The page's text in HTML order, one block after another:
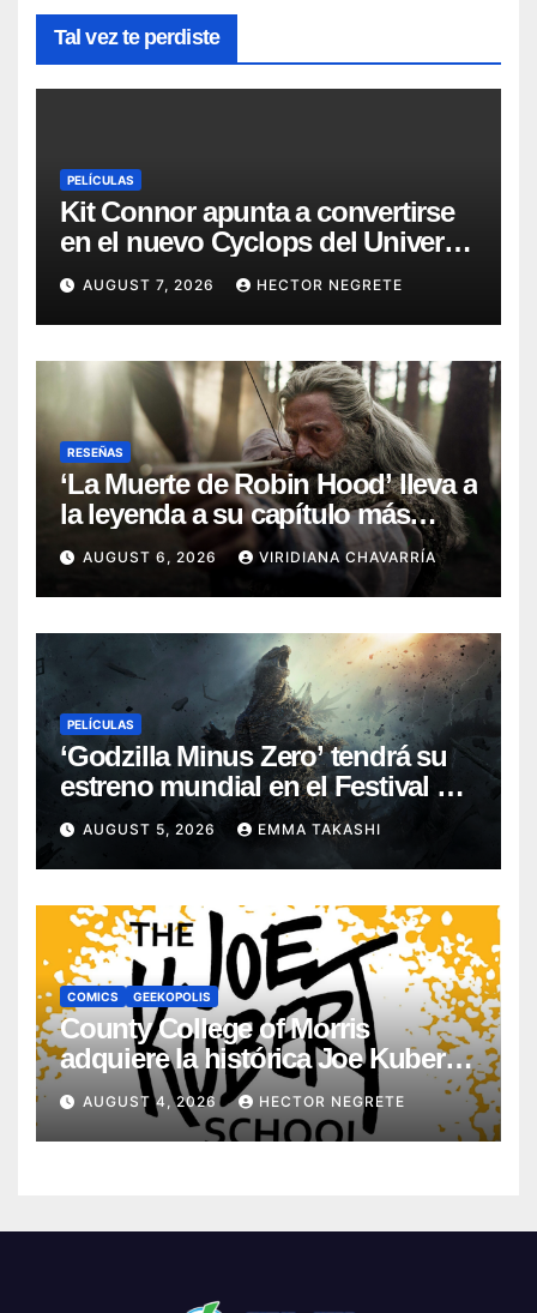
Tal vez te perdiste
PELÍCULAS
Kit Connor apunta a convertirse
en el nuevo Cyclops del Universo
Marvel
AUGUST 7, 2026 HECTOR NEGRETE
RESEÑAS
‘La Muerte de Robin Hood’ lleva a
la leyenda a su capítulo más
oscuro (Reseña)
AUGUST 6, 2026 VIRIDIANA CHAVARRÍA
PELÍCULAS
‘Godzilla Minus Zero’ tendrá su
estreno mundial en el Festival de
Cine de Nueva York
AUGUST 5, 2026 EMMA TAKASHI
COMICS GEEKOPOLIS
County College of Morris
adquiere la histórica Joe Kubert
School
AUGUST 4, 2026 HECTOR NEGRETE